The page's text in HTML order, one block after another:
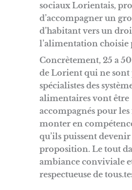
sociaux Lorientais,
d’accompagner un
d’habitant vers un
l’alimentation choisie
Concrètement, 25 a
de Lorient qui ne sont
spécialistes des
alimentaires vont être
accompagnés pour
monter en
qu’ils puissent
proposition. Le tout
ambiance conviviale
respectueuse de